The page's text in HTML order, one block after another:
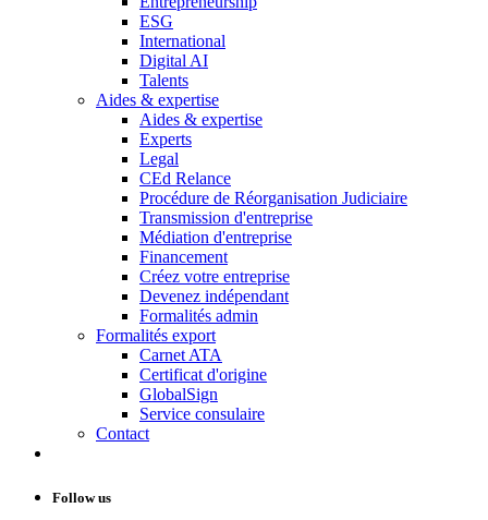
ESG
International
Digital AI
Talents
Aides & expertise
Aides & expertise
Experts
Legal
CEd Relance
Procédure de Réorganisation Judiciaire
Transmission d'entreprise
Médiation d'entreprise
Financement
Créez votre entreprise
Devenez indépendant
Formalités admin
Formalités export
Carnet ATA
Certificat d'origine
GlobalSign
Service consulaire
Contact
Follow us